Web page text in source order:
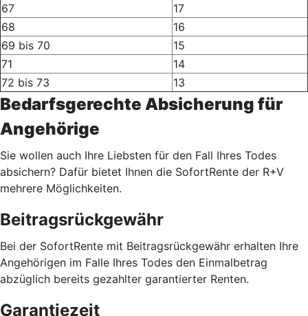
67
17
68
16
69 bis 70
15
71
14
72 bis 73
13
Bedarfsgerechte Absicherung für
Angehörige
Sie wollen auch Ihre Liebsten für den Fall Ihres Todes
absichern? Dafür bietet Ihnen die SofortRente der R+V
mehrere Möglichkeiten.
Beitragsrückgewähr
Bei der SofortRente mit Beitragsrückgewähr erhalten Ihre
Angehörigen im Falle Ihres Todes den Einmalbetrag
abzüglich bereits gezahlter garantierter Renten.
Garantiezeit